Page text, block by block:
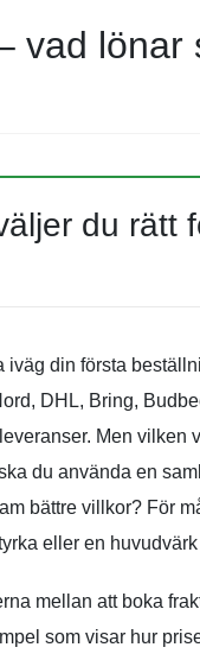
vad lönar
du rätt
iväg din första
DHL, Bring,
Men vilken
du använda en
bättre villkor? För
eller en
mellan att boka
som visar hur